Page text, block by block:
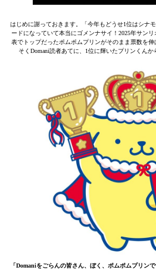
はじめに謝っておきます。「今年もどうせ1位はシナ
ードになっていて本当にゴメンナサイ！2025年サン
表でトップだったポムポムプリンがそのまま票数を
そくDomani読者あてに、1位に輝いたプリンくん
「Domaniをごらんの皆さん、ぼく、ポムポムプリン